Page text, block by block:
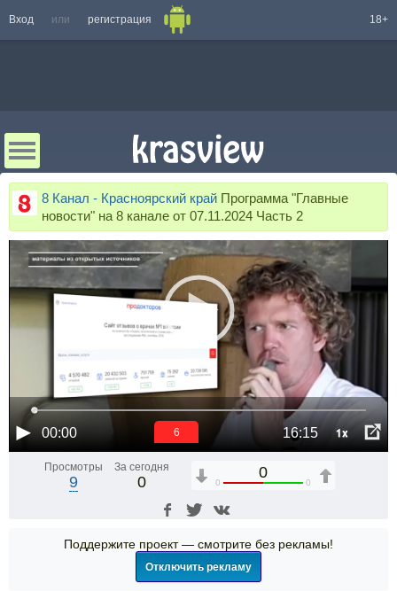
Вход или регистрация 18+
8 Канал - Красноярский край Программа "Главные
новости" на 8 канале от 07.11.2024 Часть 2
00:00 16:15 1x
6
Просмотры
9
За сегодня
0
0
0 0
Поддержите проект — смотрите без рекламы!
Отключить рекламу